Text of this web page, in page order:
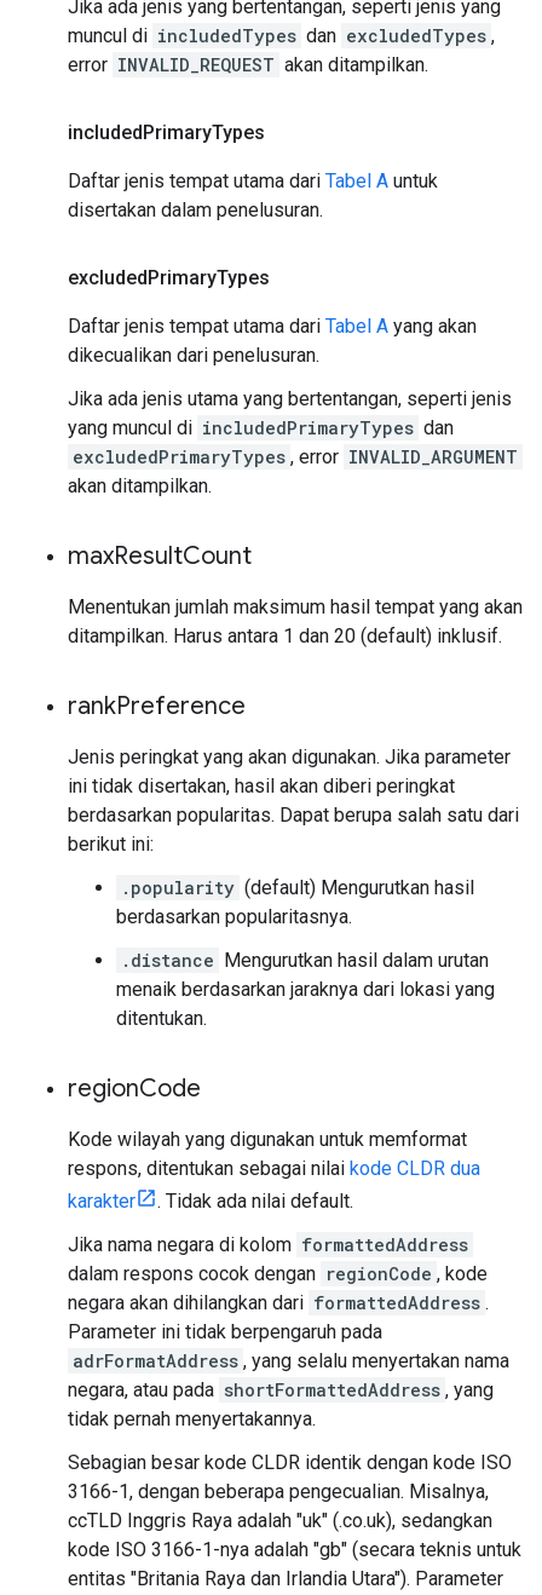
Jika ada jenis yang bertentangan, seperti jenis yang
muncul di includedTypes dan excludedTypes ,
error INVALID_REQUEST akan ditampilkan.
includedPrimaryTypes
Daftar jenis tempat utama dari Tabel A untuk
disertakan dalam penelusuran.
excludedPrimaryTypes
Daftar jenis tempat utama dari Tabel A yang akan
dikecualikan dari penelusuran.
Jika ada jenis utama yang bertentangan, seperti jenis
yang muncul di includedPrimaryTypes dan
excludedPrimaryTypes , error INVALID_ARGUMENT
akan ditampilkan.
maxResultCount
Menentukan jumlah maksimum hasil tempat yang akan
ditampilkan. Harus antara 1 dan 20 (default) inklusif.
rankPreference
Jenis peringkat yang akan digunakan. Jika parameter
ini tidak disertakan, hasil akan diberi peringkat
berdasarkan popularitas. Dapat berupa salah satu dari
berikut ini:
.popularity (default) Mengurutkan hasil
berdasarkan popularitasnya.
.distance Mengurutkan hasil dalam urutan
menaik berdasarkan jaraknya dari lokasi yang
ditentukan.
regionCode
Kode wilayah yang digunakan untuk memformat
respons, ditentukan sebagai nilai kode CLDR dua
karakter
. Tidak ada nilai default.
Jika nama negara di kolom formattedAddress
dalam respons cocok dengan regionCode , kode
negara akan dihilangkan dari formattedAddress .
Parameter ini tidak berpengaruh pada
adrFormatAddress , yang selalu menyertakan nama
negara, atau pada shortFormattedAddress , yang
tidak pernah menyertakannya.
Sebagian besar kode CLDR identik dengan kode ISO
3166-1, dengan beberapa pengecualian. Misalnya,
ccTLD Inggris Raya adalah "uk" (.co.uk), sedangkan
kode ISO 3166-1-nya adalah "gb" (secara teknis untuk
entitas "Britania Raya dan Irlandia Utara"). Parameter